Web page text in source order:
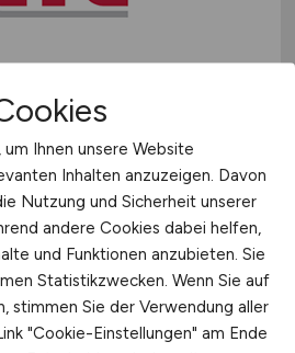
(m/w/d)
Technische
Ihnen unsere Website
Inhalten anzuzeigen. Davon
Nutzung und Sicherheit unserer
andere Cookies dabei helfen,
und Funktionen anzubieten. Sie
Statistikzwecken. Wenn Sie auf
stimmen Sie der Verwendung aller
"Cookie-Einstellungen" am Ende